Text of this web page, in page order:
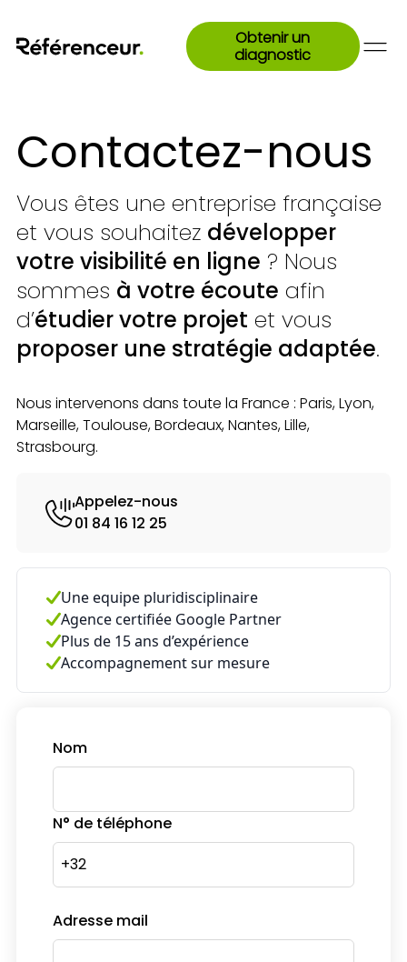
Obtenir un
diagnostic
Contactez-nous
Vous êtes une entreprise française
et vous souhaitez développer
votre visibilité en ligne ? Nous
sommes à votre écoute afin
d’étudier votre projet et vous
proposer une stratégie adaptée.
Nom
N° de téléphone
Adresse mail
Nous intervenons dans toute la France : Paris, Lyon,
Marseille, Toulouse, Bordeaux, Nantes, Lille,
Strasbourg.
Appelez-nous
01 84 16 12 25
Une equipe pluridisciplinaire
Agence certifiée Google Partner
Plus de 15 ans d’expérience
Accompagnement sur mesure